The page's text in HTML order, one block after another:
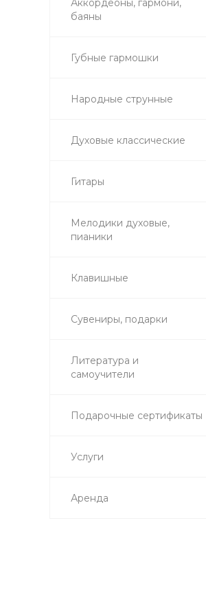
Аккордеоны, гармони,
баяны
Губные гармошки
Народные струнные
Духовые классические
Гитары
Мелодики духовые,
пианики
Клавишные
Сувениры, подарки
Литература и
самоучители
Подарочные сертификаты
Услуги
Аренда